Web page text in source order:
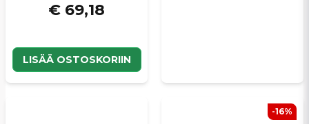
€ 69,18
LISÄÄ OSTOSKORIIN
-16%